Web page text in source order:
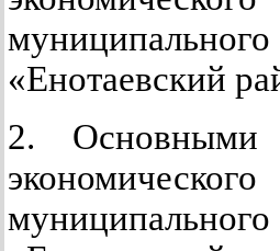
«Енотаевский
2. Основными